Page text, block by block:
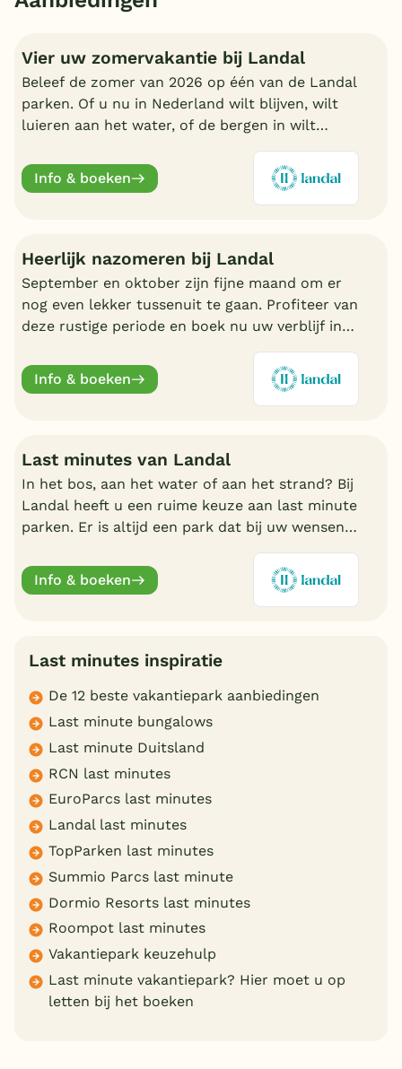
Vier uw zomervakantie bij Landal
Beleef de zomer van 2026 op één van de Landal
parken. Of u nu in Nederland wilt blijven, wilt
luieren aan het water, of de bergen in wilt
fijn Landal park.
Info & boeken
Heerlijk nazomeren bij Landal
September en oktober zijn fijne maand om er
nog even lekker tussenuit te gaan. Profiteer van
deze rustige periode en boek nu uw verblijf in
Info & boeken
Last minutes van Landal
In het bos, aan het water of aan het strand? Bij
Landal heeft u een ruime keuze aan last minute
parken. Er is altijd een park dat bij uw wensen
online.
Info & boeken
Last minutes inspiratie
De 12 beste vakantiepark aanbiedingen
Last minute bungalows
Last minute Duitsland
RCN last minutes
EuroParcs last minutes
Landal last minutes
TopParken last minutes
Summio Parcs last minute
Dormio Resorts last minutes
Roompot last minutes
Vakantiepark keuzehulp
Last minute vakantiepark? Hier moet u op
letten bij het boeken